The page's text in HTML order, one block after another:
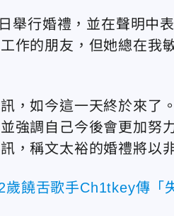
舉行婚禮，並在聲明中
作的朋友，但她總在我
，如今這一天終於來了
強調自己今後會更加努
，稱文太裕的婚禮將以
歲饒舌歌手Ch1tkey傳